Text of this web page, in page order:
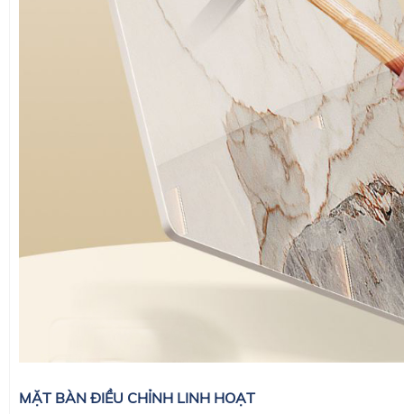
MẶT BÀN ĐIỀU CHỈNH LINH HOẠT